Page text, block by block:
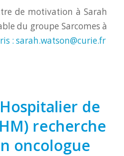
de motivation à Sarah
du groupe Sarcomes à
: sarah.watson@curie.fr
de
recherche
oncologue